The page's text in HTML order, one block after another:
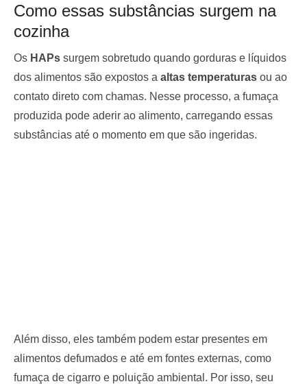
Como essas substâncias surgem na
cozinha
Os HAPs surgem sobretudo quando gorduras e líquidos
dos alimentos são expostos a altas temperaturas ou ao
contato direto com chamas. Nesse processo, a fumaça
produzida pode aderir ao alimento, carregando essas
substâncias até o momento em que são ingeridas.
Além disso, eles também podem estar presentes em
alimentos defumados e até em fontes externas, como
fumaça de cigarro e poluição ambiental. Por isso, seu